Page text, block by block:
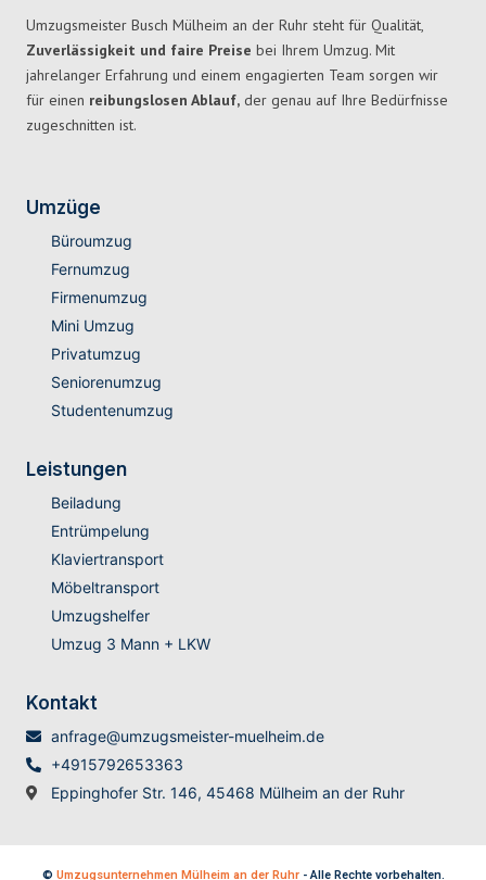
Umzugsmeister Busch Mülheim an der Ruhr steht für Qualität,
Zuverlässigkeit und faire Preise bei Ihrem Umzug. Mit
jahrelanger Erfahrung und einem engagierten Team sorgen wir
für einen reibungslosen Ablauf, der genau auf Ihre Bedürfnisse
zugeschnitten ist.
Umzüge
Büroumzug
Fernumzug
Firmenumzug
Mini Umzug
Privatumzug
Seniorenumzug
Studentenumzug
Leistungen
Beiladung
Entrümpelung
Klaviertransport
Möbeltransport
Umzugshelfer
Umzug 3 Mann + LKW
Kontakt
anfrage@umzugsmeister-muelheim.de
+4915792653363
Eppinghofer Str. 146, 45468 Mülheim an der Ruhr
© Umzugsunternehmen Mülheim an der Ruhr- Alle Rechte vorbehalten.